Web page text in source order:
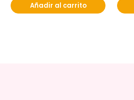
Añadir al carrito